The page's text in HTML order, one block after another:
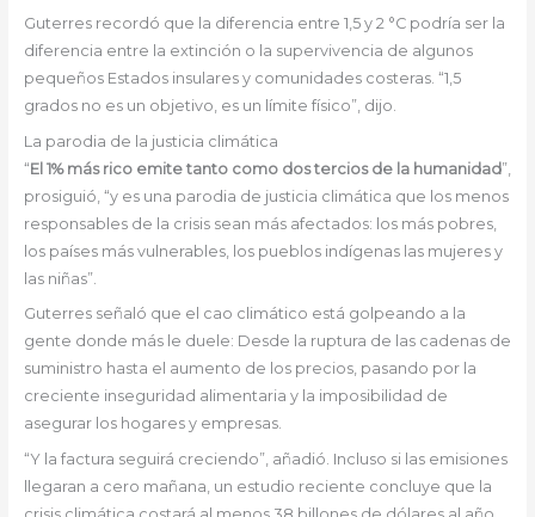
Guterres recordó que la diferencia entre 1,5 y 2 °C podría ser la
diferencia entre la extinción o la supervivencia de algunos
pequeños Estados insulares y comunidades costeras. “1,5
grados no es un objetivo, es un límite físico”, dijo.
La parodia de la justicia climática
“El 1% más rico emite tanto como dos tercios de la humanidad”,
prosiguió, “y es una parodia de justicia climática que los menos
responsables de la crisis sean más afectados: los más pobres,
los países más vulnerables, los pueblos indígenas las mujeres y
las niñas”.
Guterres señaló que el cao climático está golpeando a la
gente donde más le duele: Desde la ruptura de las cadenas de
suministro hasta el aumento de los precios, pasando por la
creciente inseguridad alimentaria y la imposibilidad de
asegurar los hogares y empresas.
“Y la factura seguirá creciendo”, añadió. Incluso si las emisiones
llegaran a cero mañana, un estudio reciente concluye que la